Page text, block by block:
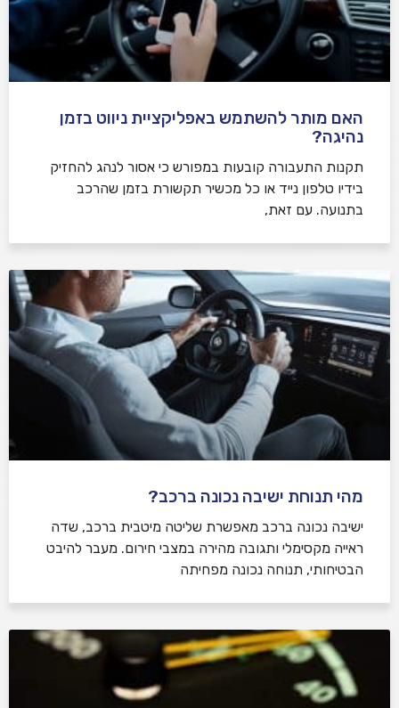
האם מותר להשתמש באפליקציית ניווט בזמן
נהיגה?
תקנות התעבורה קובעות במפורש כי אסור לנהג להחזיק
בידיו טלפון נייד או כל מכשיר תקשורת בזמן שהרכב
בתנועה. עם זאת,
מהי תנוחת ישיבה נכונה ברכב?
ישיבה נכונה ברכב מאפשרת שליטה מיטבית ברכב, שדה
ראייה מקסימלי ותגובה מהירה במצבי חירום. מעבר להיבט
הבטיחותי, תנוחה נכונה מפחיתה